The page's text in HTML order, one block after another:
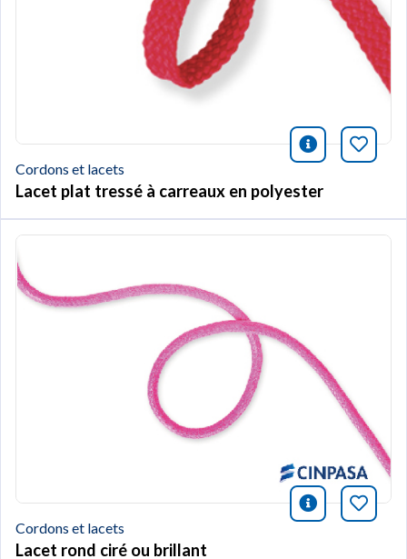
icono
Cordons et lacets
Lacet plat tressé à carreaux en polyester
icono
Cordons et lacets
Lacet rond ciré ou brillant